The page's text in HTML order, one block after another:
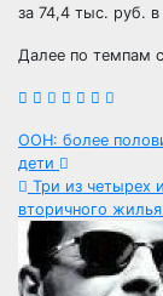
за 74,4 тыс. руб.
Далее по темпам
по
ООН: более
дети
Три из четырех
вторичного